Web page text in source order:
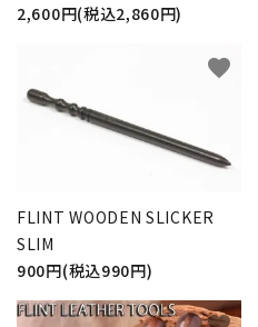
2,600円(税込2,860円)
FLINT WOODEN SLICKER
SLIM
900円(税込990円)
favorite